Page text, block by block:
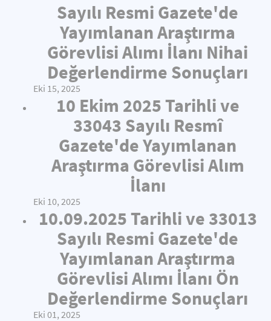
Sayılı Resmi Gazete'de
Yayımlanan Araştırma
Görevlisi Alımı İlanı Nihai
Değerlendirme Sonuçları
Eki 15, 2025
10 Ekim 2025 Tarihli ve
33043 Sayılı Resmî
Gazete'de Yayımlanan
Araştırma Görevlisi Alım
İlanı
Eki 10, 2025
10.09.2025 Tarihli ve 33013
Sayılı Resmi Gazete'de
Yayımlanan Araştırma
Görevlisi Alımı İlanı Ön
Değerlendirme Sonuçları
Eki 01, 2025